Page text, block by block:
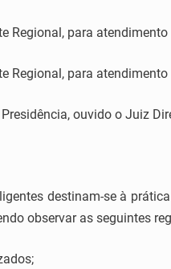
Regional, para
Regional, para
Presidência, ouvido o Juiz
destinam-se à
observar as seguintes